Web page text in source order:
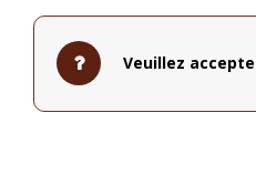
Veuillez